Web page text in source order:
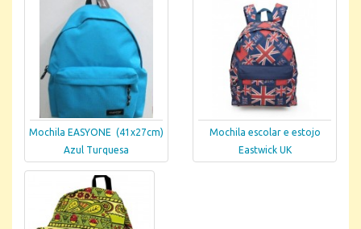
Mochila EASYONE (41x27cm)
Azul Turquesa
Mochila escolar e estojo
Eastwick UK